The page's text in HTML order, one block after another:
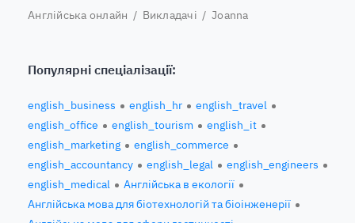
Англійська онлайн / Викладачі / Joanna
Популярні спеціалізації:
english_business english_hr
english_travel
english_office
english_tourism
english_it
english_marketing
english_commerce
english_accountancy
english_legal
english_engineers
english_medical
Англійська в екології
Англійська мова для біотехнологій та біоінженерії